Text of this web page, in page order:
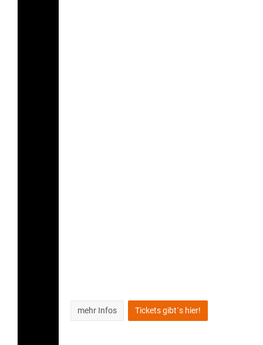
mehr Infos Tickets gibt´s hier!